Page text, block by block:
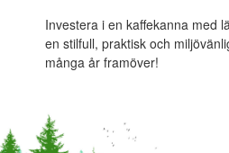
Investera i en kaffekanna med
en stilfull, praktisk och
många år framöver!